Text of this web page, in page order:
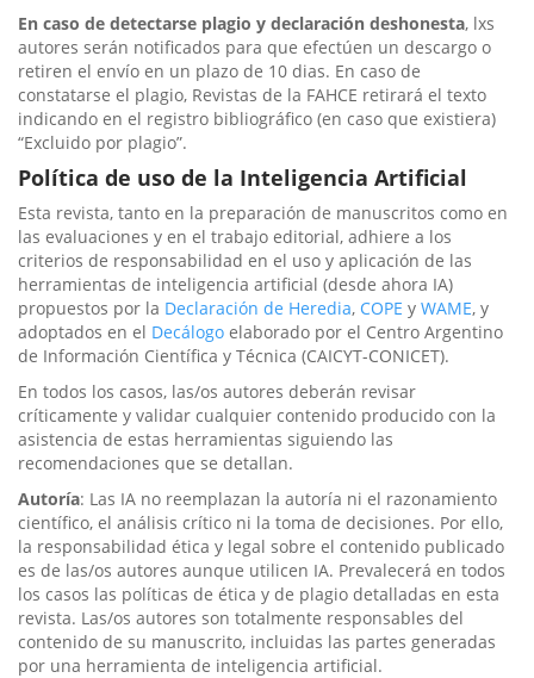
En caso de detectarse plagio y declaración deshonesta, lxs
autores serán notificados para que efectúen un descargo o
retiren el envío en un plazo de 10 dias. En caso de
constatarse el plagio, Revistas de la FAHCE retirará el texto
indicando en el registro bibliográfico (en caso que existiera)
“Excluido por plagio”.
Política de uso de la Inteligencia Artificial
Esta revista, tanto en la preparación de manuscritos como en
las evaluaciones y en el trabajo editorial, adhiere a los
criterios de responsabilidad en el uso y aplicación de las
herramientas de inteligencia artificial (desde ahora IA)
propuestos por la Declaración de Heredia, COPE y WAME, y
adoptados en el Decálogo elaborado por el Centro Argentino
de Información Científica y Técnica (CAICYT-CONICET).
En todos los casos, las/os autores deberán revisar
críticamente y validar cualquier contenido producido con la
asistencia de estas herramientas siguiendo las
recomendaciones que se detallan.
Autoría: Las IA no reemplazan la autoría ni el razonamiento
científico, el análisis crítico ni la toma de decisiones. Por ello,
la responsabilidad ética y legal sobre el contenido publicado
es de las/os autores aunque utilicen IA. Prevalecerá en todos
los casos las políticas de ética y de plagio detalladas en esta
revista. Las/os autores son totalmente responsables del
contenido de su manuscrito, incluidas las partes generadas
por una herramienta de inteligencia artificial.